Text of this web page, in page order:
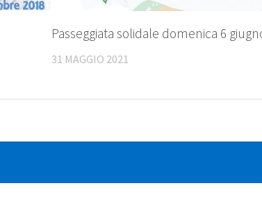
Passeggiata solidale domenica 6
31 MAGGIO 2021